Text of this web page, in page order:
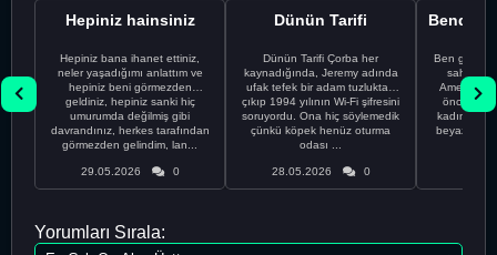
Hepiniz hainsiniz
Hepiniz bana ihanet ettiniz,
neler yaşadığımı anlattım ve
hepiniz beni görmezden
geldiniz, hepiniz sanki hiç
umurumda değilmiş gibi
davrandınız, herkes tarafından
görmezden gelindim, lan...
29.05.2026 0
Dünün Tarifi
Dünün Tarifi Çorba her
kaynadığında, Jeremy adında
ufak tefek bir adam tuzluktan
çıkıp 1994 yılının Wi-Fi şifresini
soruyordu. Ona hiç söylemedik
çünkü köpek henüz oturma
odası ...
28.05.2026 0
Ben gururlu
sahip
önce
kadınla
beyaz
Yorumları Sırala: